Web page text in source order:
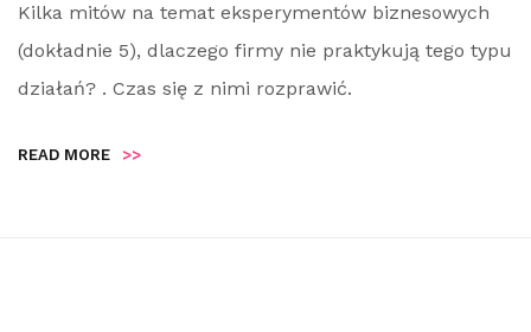
Kilka mitów na temat eksperymentów biznesowych
(dokładnie 5), dlaczego firmy nie praktykują tego typu
działań? . Czas się z nimi rozprawić.
READ MORE >>